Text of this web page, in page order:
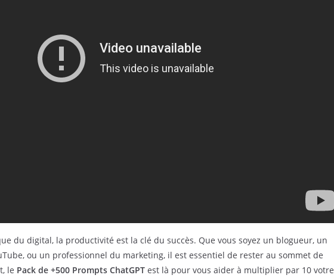
du digital, la productivité est la clé du succès. Que vous soyez un blogueur, un
ou un professionnel du marketing, il est essentiel de rester au sommet de
le Pack de +500 Prompts ChatGPT est là pour vous aider à multiplier par 10 votre